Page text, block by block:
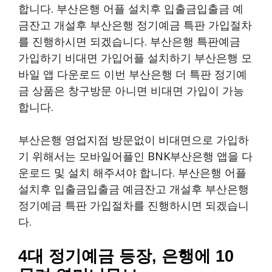
합니다. 부산은행 어플 설치후 입출금입출금 예
금잔고 개설후 부산은행 정기예금 특판 가입절차
를 진행하시면 되겠습니다. 부산은행 특판예금
가입하기 비대면 가입어플 설치하기 부산은행 모
바일 앱 다운로드 이번 부산은행 더 특판 정기예
금 상품은 창구방문 아니면 비대면 가입이 가능
합니다.
부산은행 영업지점 방문없이 비대면으로 가입하
기 위해서는 모바일어플인 BNK부산은행 앱을 다
운로드 및 설치 해주셔야 합니다. 부산은행 어플
설치후 입출금입출금 예금잔고 개설후 부산은행
정기예금 특판 가입절차를 진행하시면 되겠습니
다.
4대 정기예금 등장, 은행에 10